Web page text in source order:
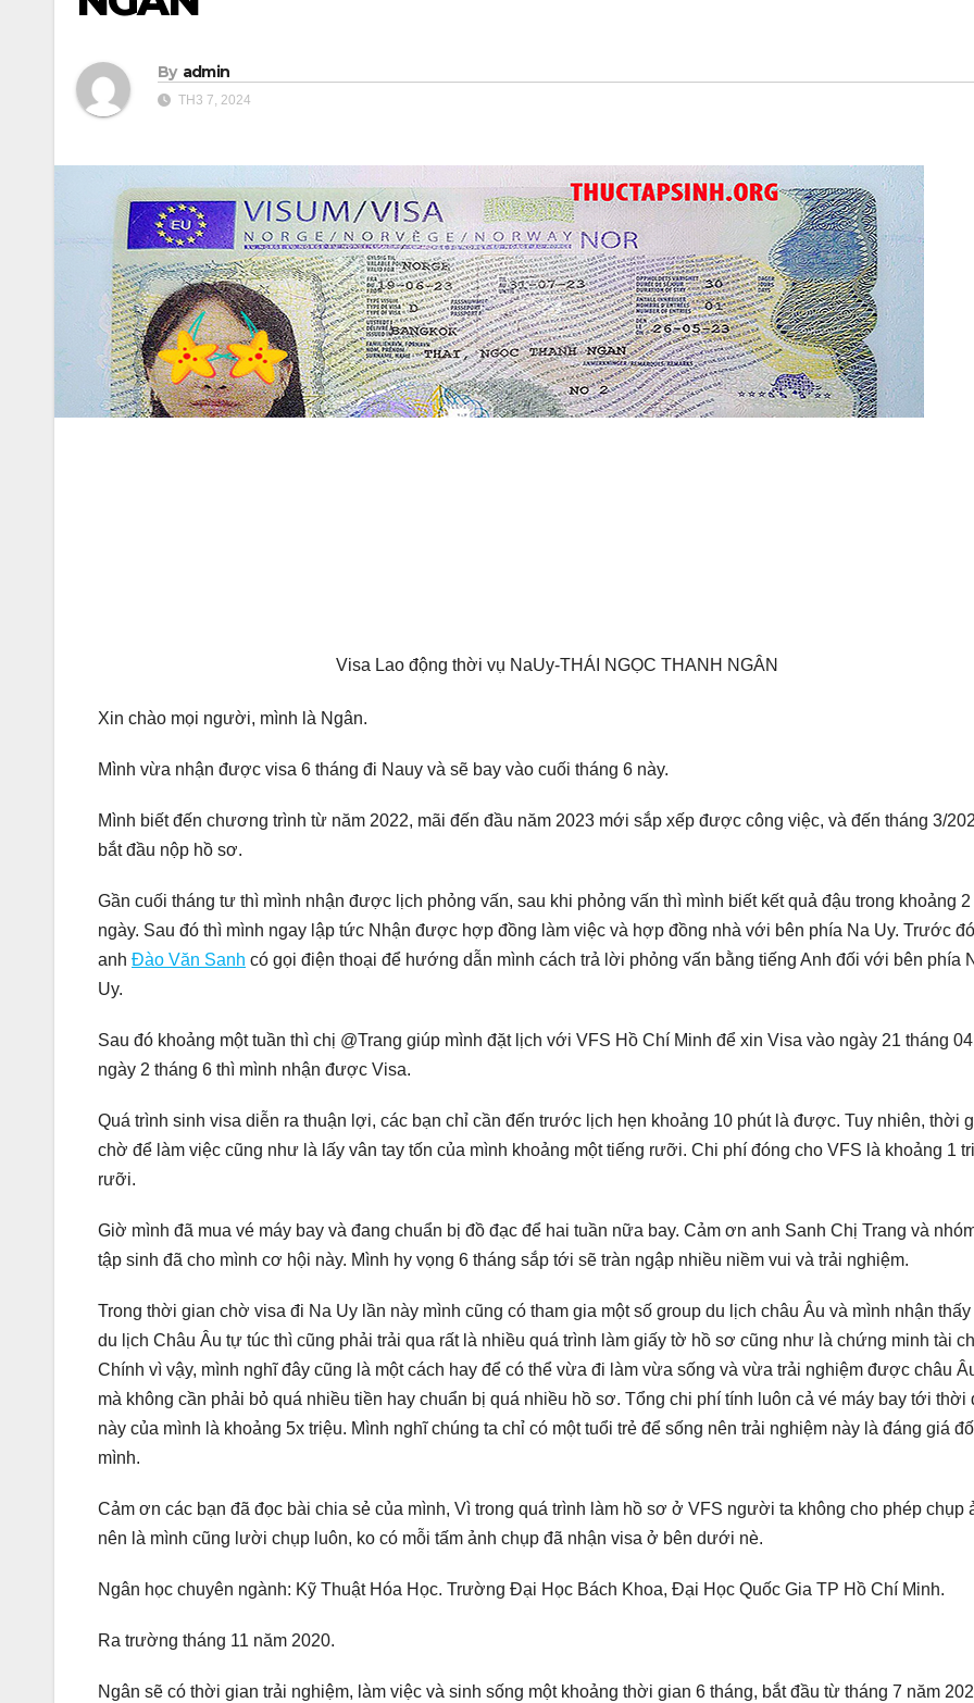
By admin
TH3 7, 2024
Visa Lao động thời vụ NaUy-THÁI NGỌC THANH NGÂN
Xin chào mọi người, mình là Ngân.
Mình vừa nhận được visa 6 tháng đi Nauy và sẽ bay vào cuối tháng 6 này.
Mình biết đến chương trình từ năm 2022, mãi đến đầu năm 2023 mới sắp xếp được công việc, và đến tháng 3/
bắt đầu nộp hồ sơ.
Gần cuối tháng tư thì mình nhận được lịch phỏng vấn, sau khi phỏng vấn thì mình biết kết quả đậu trong khoảng
ngày. Sau đó thì mình ngay lập tức Nhận được hợp đồng làm việc và hợp đồng nhà với bên phía Na Uy. Trước
anh Đào Văn Sanh có gọi điện thoại để hướng dẫn mình cách trả lời phỏng vấn bằng tiếng Anh đối với bên phía
Uy.
Sau đó khoảng một tuần thì chị @Trang giúp mình đặt lịch với VFS Hồ Chí Minh để xin Visa vào ngày 21 tháng
ngày 2 tháng 6 thì mình nhận được Visa.
Quá trình sinh visa diễn ra thuận lợi, các bạn chỉ cần đến trước lịch hẹn khoảng 10 phút là được. Tuy nhiên, thời
chờ để làm việc cũng như là lấy vân tay tốn của mình khoảng một tiếng rưỡi. Chi phí đóng cho VFS là khoảng 1
rưỡi.
Giờ mình đã mua vé máy bay và đang chuẩn bị đồ đạc để hai tuần nữa bay. Cảm ơn anh Sanh Chị Trang và
tập sinh đã cho mình cơ hội này. Mình hy vọng 6 tháng sắp tới sẽ tràn ngập nhiều niềm vui và trải nghiệm.
Trong thời gian chờ visa đi Na Uy lần này mình cũng có tham gia một số group du lịch châu Âu và mình nhận thấy
du lịch Châu Âu tự túc thì cũng phải trải qua rất là nhiều quá trình làm giấy tờ hồ sơ cũng như là chứng minh tài
Chính vì vậy, mình nghĩ đây cũng là một cách hay để có thể vừa đi làm vừa sống và vừa trải nghiệm được châu
mà không cần phải bỏ quá nhiều tiền hay chuẩn bị quá nhiều hồ sơ. Tổng chi phí tính luôn cả vé máy bay tới thời
này của mình là khoảng 5x triệu. Mình nghĩ chúng ta chỉ có một tuổi trẻ để sống nên trải nghiệm này là đáng giá
mình.
Cảm ơn các bạn đã đọc bài chia sẻ của mình, Vì trong quá trình làm hồ sơ ở VFS người ta không cho phép chụp
nên là mình cũng lười chụp luôn, ko có mỗi tấm ảnh chụp đã nhận visa ở bên dưới nè.
Ngân học chuyên ngành: Kỹ Thuật Hóa Học. Trường Đại Học Bách Khoa, Đại Học Quốc Gia TP Hồ Chí Minh.
Ra trường tháng 11 năm 2020.
Ngân sẽ có thời gian trải nghiệm, làm việc và sinh sống một khoảng thời gian 6 tháng, bắt đầu từ tháng 7 năm